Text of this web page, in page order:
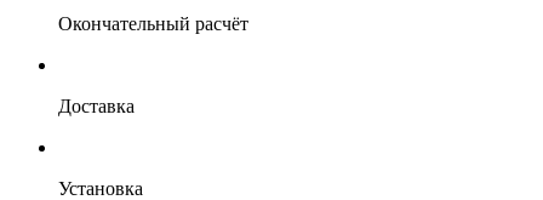
Окончательный расчёт
Доставка
Установка